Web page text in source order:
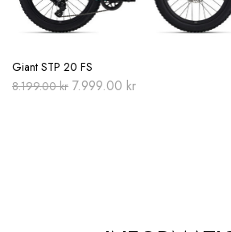
Giant STP 20 FS
8.199.00kr Original
7.999.00 krCurrent